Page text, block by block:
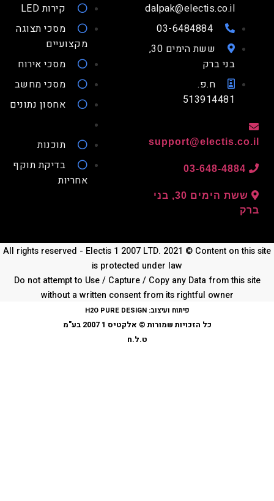
dalpak@electis.co.il
03-6484884
ששת הימים 30,
בני ברק
ח.פ.
513914481
03-648-4884
ששת הימים 30, בני
קירות LED
מסכי תצוגה
מקצועיים
מסכי אירוח
מסכי מחשב
אחסון נתונים
תוכנות
בדיקת תוקף
אחריות
All rights reserved - Electis 1 2007 LTD. 2021 © Content on
is protected under law
Do not attempt to Use / Capture / Copy any Data from this
without a written consent from its rightful owner
פיתוח ועיצוב:H2O PURE DESIGN
כל הזכויות שמורות © אלקטיס 1 2007 בע"מ